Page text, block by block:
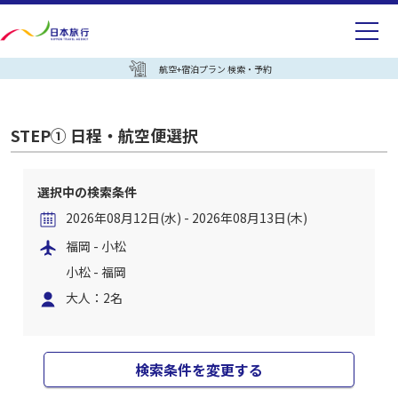
航空+宿泊プラン 検索・予約
STEP① 日程・航空便選択
選択中の検索条件
2026年08月12日(水) - 2026年08月13日(木)
福岡 - 小松
小松 - 福岡
大人：2名
検索条件を変更する